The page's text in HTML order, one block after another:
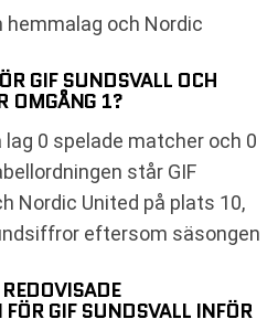
hemmalag och Nordic
GIF SUNDSVALL OCH
OMGÅNG 1?
lag 0 spelade matcher och 0
står GIF
Nordic United på plats 10,
eftersom säsongen
FÖR GIF SUNDSVALL INFÖR